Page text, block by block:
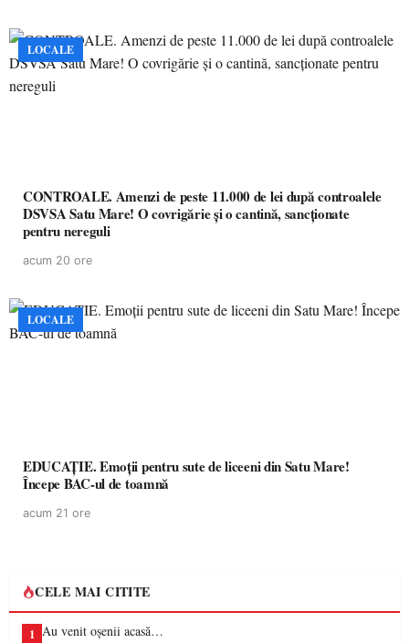
LOCALE
CONTROALE. Amenzi de peste 11.000 de lei după controalele
DSVSA Satu Mare! O covrigărie și o cantină, sancționate
pentru nereguli
acum 20 ore
LOCALE
EDUCAȚIE. Emoții pentru sute de liceeni din Satu Mare!
Începe BAC-ul de toamnă
acum 21 ore
CELE MAI CITITE
1 Au venit oșenii acasă…